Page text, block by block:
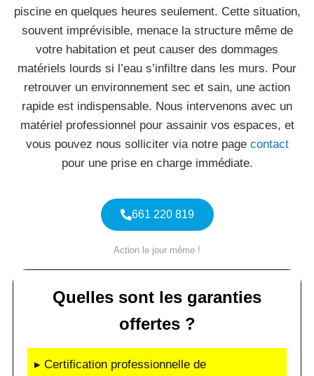
piscine en quelques heures seulement. Cette situation,
souvent imprévisible, menace la structure même de
votre habitation et peut causer des dommages
matériels lourds si l’eau s’infiltre dans les murs. Pour
retrouver un environnement sec et sain, une action
rapide est indispensable. Nous intervenons avec un
matériel professionnel pour assainir vos espaces, et
vous pouvez nous solliciter via notre page contact
pour une prise en charge immédiate.
661 220 819
Action le jour même !
Quelles sont les garanties
offertes ?
▸ Certification professionnelle de